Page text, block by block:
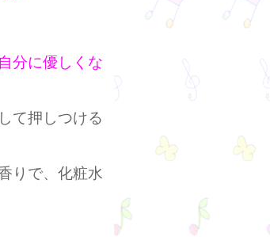
分に優しくな
て押しつける
りで、化粧水